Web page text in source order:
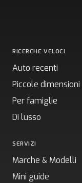
RICERCHE VELOCI
Auto recenti
Piccole dimensioni
Per famiglie
Di lusso
SERVIZI
Marche & Modelli
Mini guide